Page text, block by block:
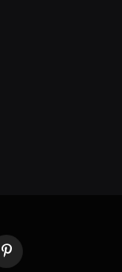
Pinterest